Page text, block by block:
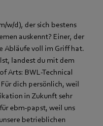
w/d), der sich bestens
auskennt? Einer, der
Abläufe voll im Griff hat.
landest du mit dem
Arts: BWL-Technical
dich persönlich, weil
in Zukunft sehr
ebm‑papst, weil uns
betrieblichen